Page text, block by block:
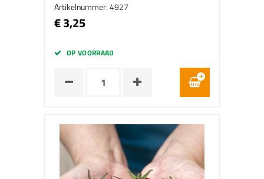
Artikelnummer: 4927
€ 3,25
OP VOORRAAD